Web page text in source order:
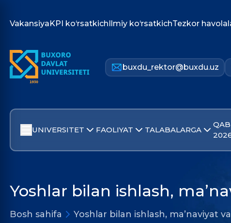
VakansiyaKPI ko‘rsatkichIlmiy ko‘rsatkichTezkor
buxdu_rektor@buxdu.uz
UNIVERSITET FAOLIYAT TALABALARGA
Yoshlar bilan ishlash,
Bosh sahifa Yoshlar bilan ishlash, ma’naviyat